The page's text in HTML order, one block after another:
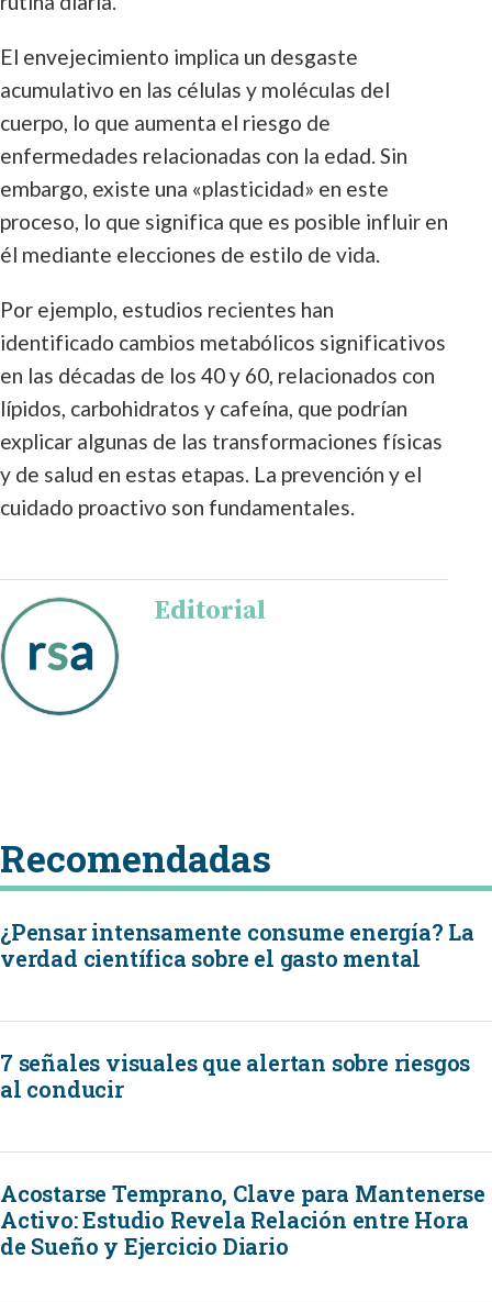
El envejecimiento implica un desgaste
acumulativo en las células y moléculas del
cuerpo, lo que aumenta el riesgo de
enfermedades relacionadas con la edad. Sin
embargo, existe una «plasticidad» en este
proceso, lo que significa que es posible influir en
él mediante elecciones de estilo de vida.
Por ejemplo, estudios recientes han
identificado cambios metabólicos significativos
en las décadas de los 40 y 60, relacionados con
lípidos, carbohidratos y cafeína, que podrían
explicar algunas de las transformaciones físicas
y de salud en estas etapas. La prevención y el
cuidado proactivo son fundamentales.
Editorial
Recomendadas
¿Pensar intensamente consume energía? La
verdad científica sobre el gasto mental
7 señales visuales que alertan sobre riesgos
al conducir
Acostarse Temprano, Clave para Mantenerse
Activo: Estudio Revela Relación entre Hora
de Sueño y Ejercicio Diario